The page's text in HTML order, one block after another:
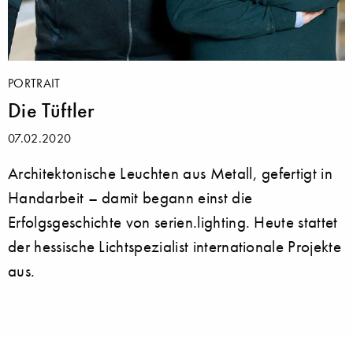
PORTRAIT
Die Tüftler
07.02.2020
Architektonische Leuchten aus Metall, gefertigt in
Handarbeit – damit begann einst die
Erfolgsgeschichte von serien.lighting. Heute stattet
der hessische Lichtspezialist internationale Projekte
aus.